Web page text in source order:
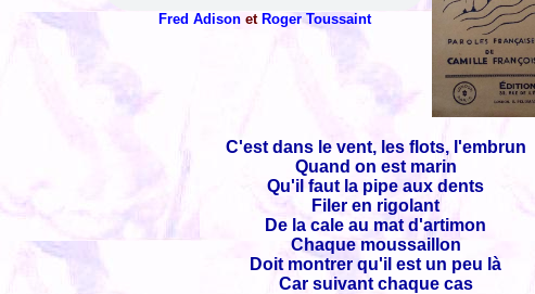
Fred Adison et Roger Toussaint
C'est dans le vent, les flots, l'embrun
Quand on est marin
Qu'il faut la pipe aux dents
Filer en rigolant
De la cale au mat d'artimon
Chaque moussaillon
Doit montrer qu'il est un peu là
Car suivant chaque cas